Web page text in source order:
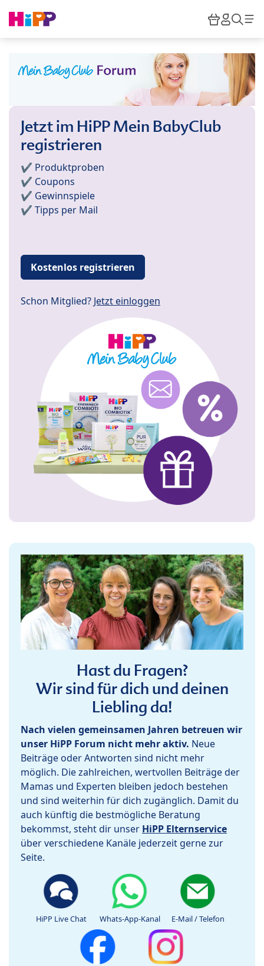
HiPP
Jetzt im HiPP Mein BabyClub
registrieren
✔️ Produktproben
✔️ Coupons
✔️ Gewinnspiele
✔️ Tipps per Mail
Kostenlos registrieren
Schon Mitglied? Jetzt einloggen
Hast du Fragen?
Wir sind für dich und deinen
Liebling da!
Nach vielen gemeinsamen Jahren betreuen wir
unser HiPP Forum nicht mehr aktiv. Neue
Beiträge oder Antworten sind nicht mehr
möglich. Die zahlreichen, wertvollen Beiträge der
Mamas und Experten bleiben jedoch bestehen
und sind weiterhin für dich zugänglich. Damit du
auch künftig die bestmögliche Beratung
bekommst, steht dir unser HiPP Elternservice
über verschiedene Kanäle jederzeit gerne zur
Seite.
HiPP Live Chat Whats-App-Kanal E-Mail / Telefon